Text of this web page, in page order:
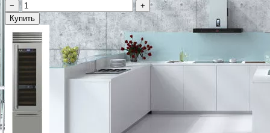
−
+
Купить